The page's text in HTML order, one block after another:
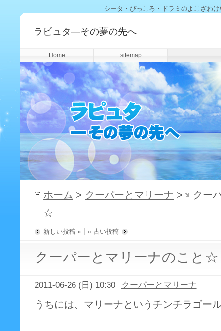
シータ・ぴっころ・ドラミのよこざわ
ラピュタ―その夢の先へ
Home sitemap
ホーム > クーパーとマリーナ >
クー
☆
新しい投稿 » « 古い投稿
クーパーとマリーナのこと☆
2011-06-26 (日) 10:30 クーパーとマリーナ
うちには、マリーナというチンチラゴー